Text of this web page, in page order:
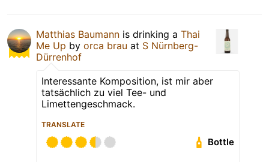
Matthias Baumann is drinking a Thai
Me Up by orca brau at S Nürnberg-
Dürrenhof
Interessante Komposition, ist mir aber
tatsächlich zu viel Tee- und
Limettengeschmack.
TRANSLATE
Bottle